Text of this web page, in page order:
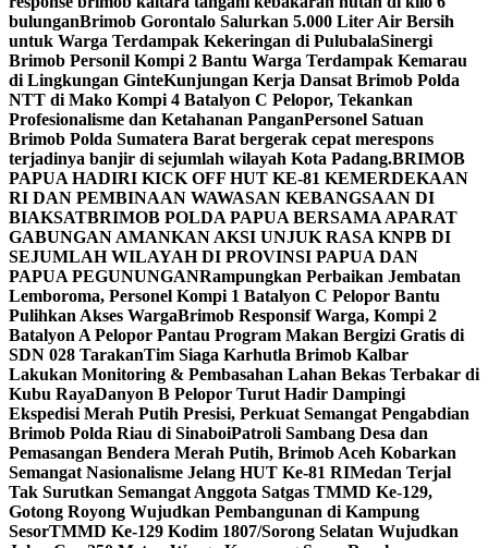
bulunganBrimob Gorontalo Salurkan 5.000 Liter Air Bersih
untuk Warga Terdampak Kekeringan di PulubalaSinergi
Brimob Personil Kompi 2 Bantu Warga Terdampak Kemarau
di Lingkungan GinteKunjungan Kerja Dansat Brimob Polda
NTT di Mako Kompi 4 Batalyon C Pelopor, Tekankan
Profesionalisme dan Ketahanan PanganPersonel Satuan
Brimob Polda Sumatera Barat bergerak cepat merespons
terjadinya banjir di sejumlah wilayah Kota Padang.BRIMOB
PAPUA HADIRI KICK OFF HUT KE-81 KEMERDEKAAN
RI DAN PEMBINAAN WAWASAN KEBANGSAAN DI
BIAKSATBRIMOB POLDA PAPUA BERSAMA APARAT
GABUNGAN AMANKAN AKSI UNJUK RASA KNPB DI
SEJUMLAH WILAYAH DI PROVINSI PAPUA DAN
PAPUA PEGUNUNGANRampungkan Perbaikan Jembatan
Lemboroma, Personel Kompi 1 Batalyon C Pelopor Bantu
Pulihkan Akses WargaBrimob Responsif Warga, Kompi 2
Batalyon A Pelopor Pantau Program Makan Bergizi Gratis di
SDN 028 TarakanTim Siaga Karhutla Brimob Kalbar
Lakukan Monitoring & Pembasahan Lahan Bekas Terbakar di
Kubu RayaDanyon B Pelopor Turut Hadir Dampingi
Ekspedisi Merah Putih Presisi, Perkuat Semangat Pengabdian
Brimob Polda Riau di SinaboiPatroli Sambang Desa dan
Pemasangan Bendera Merah Putih, Brimob Aceh Kobarkan
Semangat Nasionalisme Jelang HUT Ke-81 RIMedan Terjal
Tak Surutkan Semangat Anggota Satgas TMMD Ke-129,
Gotong Royong Wujudkan Pembangunan di Kampung
SesorTMMD Ke-129 Kodim 1807/Sorong Selatan Wujudkan